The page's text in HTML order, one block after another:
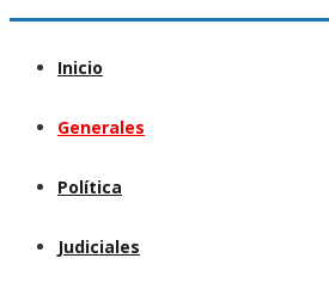
Inicio
Generales
Política
Judiciales